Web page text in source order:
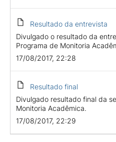
Resultado da entrevista
Divulgado o resultado da
Programa de Monitoria
17/08/2017, 22:28
Resultado final
Divulgado resultado final da
Monitoria Acadêmica.
17/08/2017, 22:29